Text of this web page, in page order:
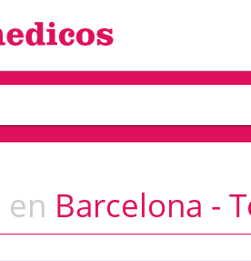
en Barcelona -